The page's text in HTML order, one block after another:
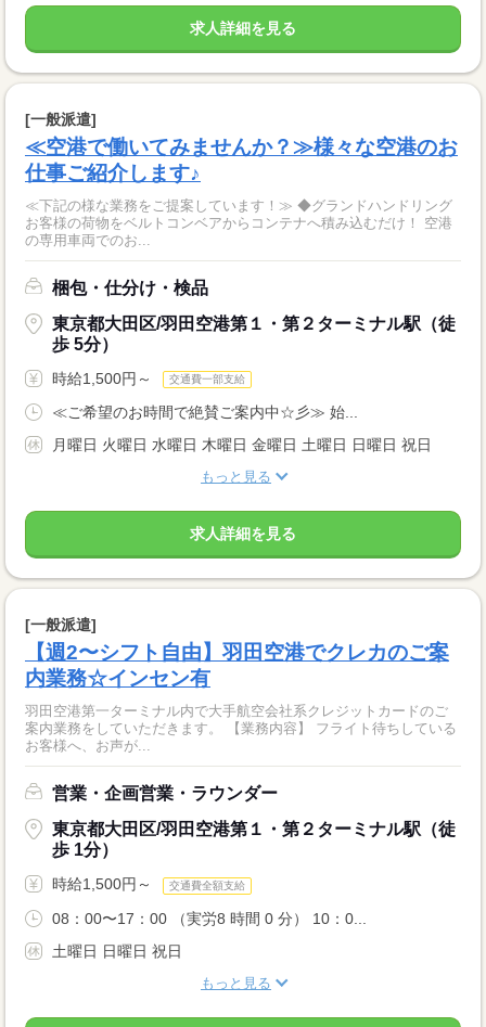
求人詳細を見る
[一般派遣]
≪空港で働いてみませんか？≫様々な空港のお
仕事ご紹介します♪
≪下記の様な業務をご提案しています！≫ ◆グランドハンドリング
お客様の荷物をベルトコンベアからコンテナへ積み込むだけ！ 空港
の専用車両でのお...
梱包・仕分け・検品
東京都大田区/羽田空港第１・第２ターミナル駅（徒
歩 5分）
時給1,500円～ 交通費一部支給
≪ご希望のお時間で絶賛ご案内中☆彡≫ 始...
月曜日 火曜日 水曜日 木曜日 金曜日 土曜日 日曜日 祝日
もっと見る
求人詳細を見る
[一般派遣]
【週2〜シフト自由】羽田空港でクレカのご案
内業務☆インセン有
羽田空港第一ターミナル内で大手航空会社系クレジットカードのご
案内業務をしていただきます。 【業務内容】 フライト待ちしている
お客様へ、お声が...
営業・企画営業・ラウンダー
東京都大田区/羽田空港第１・第２ターミナル駅（徒
歩 1分）
時給1,500円～ 交通費全額支給
08：00〜17：00 （実労8 時間 0 分） 10：0...
土曜日 日曜日 祝日
もっと見る